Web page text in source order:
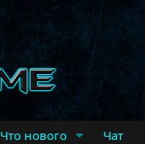
Что нового Чат